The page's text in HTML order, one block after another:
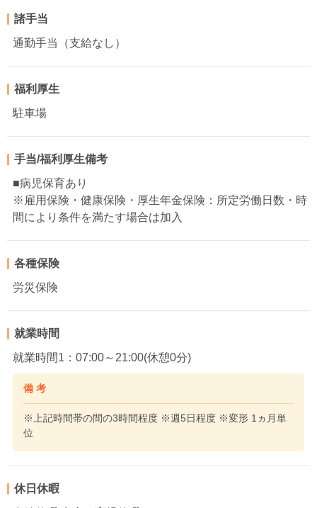
諸手当
通勤手当（支給なし）
福利厚生
駐車場
手当/福利厚生備考
■病児保育あり
※雇用保険・健康保険・厚生年金保険：所定労働日数・時
間により条件を満たす場合は加入
各種保険
労災保険
就業時間
就業時間1：07:00～21:00(休憩0分)
備 考
※上記時間帯の間の3時間程度 ※週5日程度 ※変形 1ヵ月単
位
休日休暇